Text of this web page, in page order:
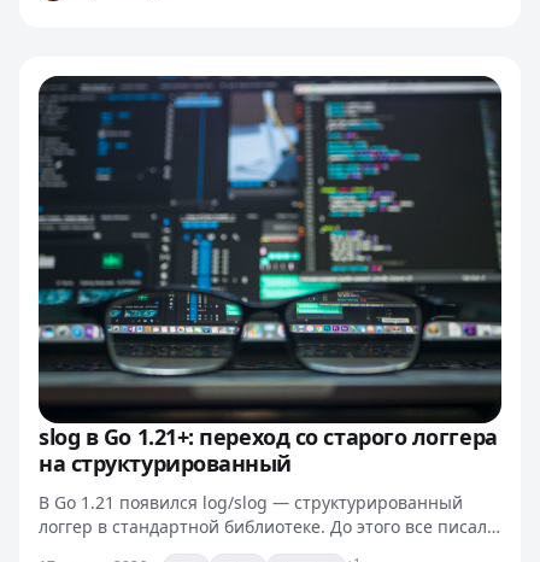
slog в Go 1.21+: переход со старого логгера
на структурированный
В Go 1.21 появился log/slog — структурированный
логгер в стандартной библиотеке. До этого все писали
на zap, zerolog или logrus, и каждый проект тащил